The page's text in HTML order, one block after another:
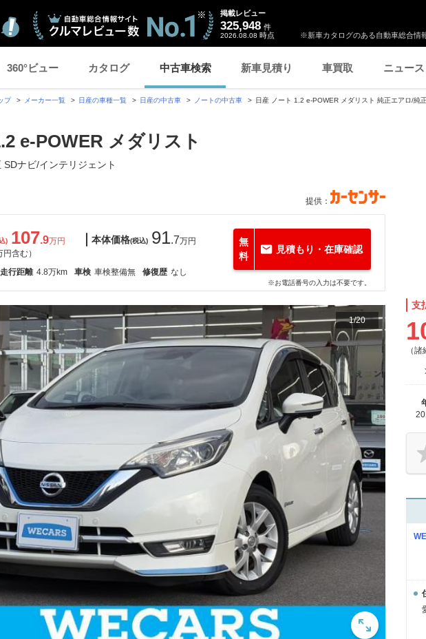
※新車カタログのある自動車総合情
掲載レビュー
325,948 件
2026.08.08 時点
360°ビュー カタログ 中古車検索 新車見積り 車買取 ニュース
プ メーカー一覧 日産の車種一覧 日産の中古車 ノートの中古車 日産 ノート 1.2 e-POWER メダリスト 純正エアロ/純
e-POWER メダリスト
ナビ/インテリジェント
提供：
) 107.9万円
円含む）
本体価格(税込) 91.7万円
走行距離 4.8万km 車検 車検整備無 修復歴 なし
無
料
見積もり・在庫確認
※お電話番号の入力は不要です。
1/20
支
（